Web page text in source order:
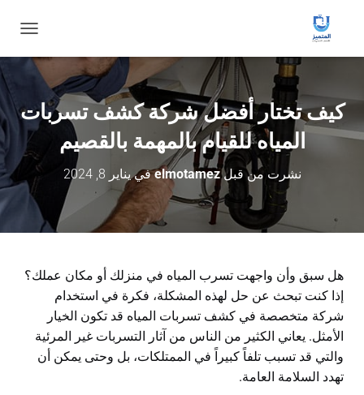
ب
ا
ل
ت
ق
ل
كيف تختار أفضل شركة كشف تسربات
المياه للقيام بالمهمة بالقصيم
نشرت من قبلelmotamezفييناير 8, 2024
هل سبق وأن واجهت تسرب المياه في منزلك أو مكان عملك؟
إذا كنت تبحث عن حل لهذه المشكلة، فكرة في استخدام
شركة متخصصة في كشف تسربات المياه قد تكون الخيار
الأمثل. يعاني الكثير من الناس من آثار التسربات غير المرئية
والتي قد تسبب تلفاً كبيراً في الممتلكات، بل وحتى يمكن أن
تهدد السلامة العامة.